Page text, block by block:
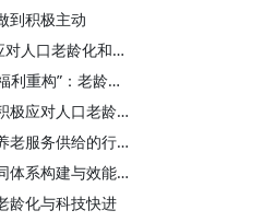
到积极主动
郑秉文：“投资于人”：应对人口老龄化和少子化的新范式——基于“投资家庭”的分析框架
马岚：从“福利追赶”到“福利重构”：老龄化社会的养老服务供给转型
宋紫峰：发展银发经济积极应对人口老龄化
胡敏洁：积极老龄化下养老服务供给的行政法治应对
张瑾：智慧养老服务协同体系构建与效能升级
龄化与科技快进